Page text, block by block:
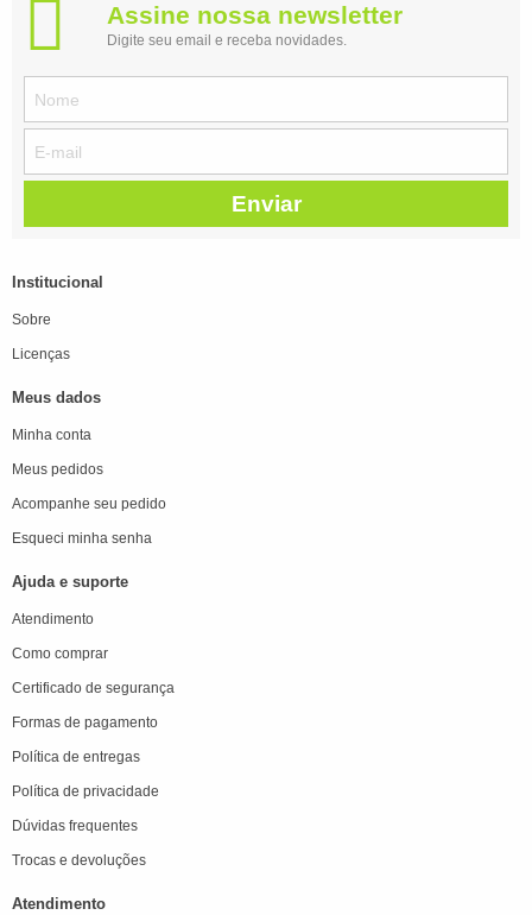
Assine nossa newsletter
Digite seu email e receba novidades.
Enviar
Institucional
Sobre
Licenças
Meus dados
Minha conta
Meus pedidos
Acompanhe seu pedido
Esqueci minha senha
Ajuda e suporte
Atendimento
Como comprar
Certificado de segurança
Formas de pagamento
Política de entregas
Política de privacidade
Dúvidas frequentes
Trocas e devoluções
Atendimento